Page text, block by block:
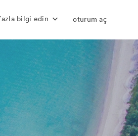
bilgi edin oturum aç